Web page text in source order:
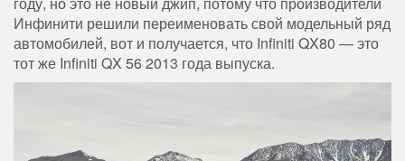
Инфинити решили переименовать свой модельный ряд
автомобилей, вот и получается, что Infiniti QX80 — это
тот же Infiniti QX 56 2013 года выпуска.